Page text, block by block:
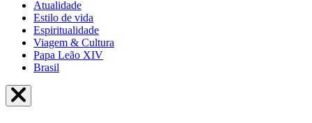
Atualidade
Estilo de vida
Espiritualidade
Viagem & Cultura
Papa Leão XIV
Brasil